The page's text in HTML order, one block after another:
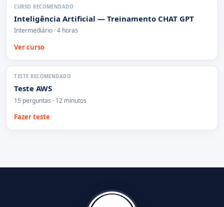
CURSO RECOMENDADO
Inteligência Artificial — Treinamento CHAT GPT
Intermediário · 4 horas
Ver curso
TESTE RECOMENDADO
Teste AWS
15 perguntas · 12 minutos
Fazer teste